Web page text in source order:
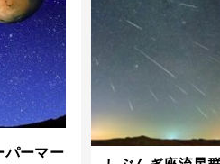
パーマー